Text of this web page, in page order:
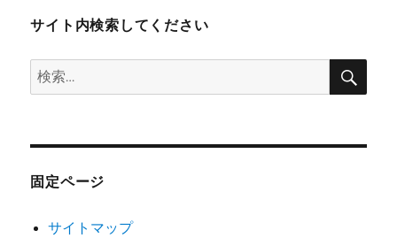
サイト内検索してください
検
索:
検
固定ページ
サイトマップ